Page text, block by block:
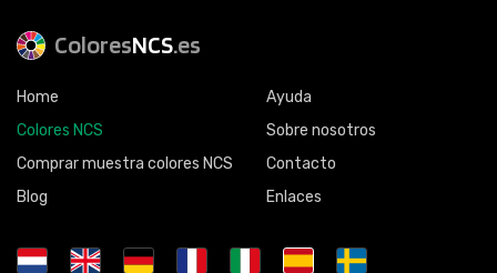
ColoresNCS.es
Home
Colores NCS
Comprar muestra colores NCS
Blog
Ayuda
Sobre nosotros
Contacto
Enlaces